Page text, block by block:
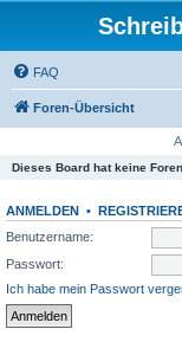
FAQ
Foren-Übersicht
Dieses Board hat keine Foren.
ANMELDEN •
Benutzername:
Passwort:
Ich habe mein Passwort